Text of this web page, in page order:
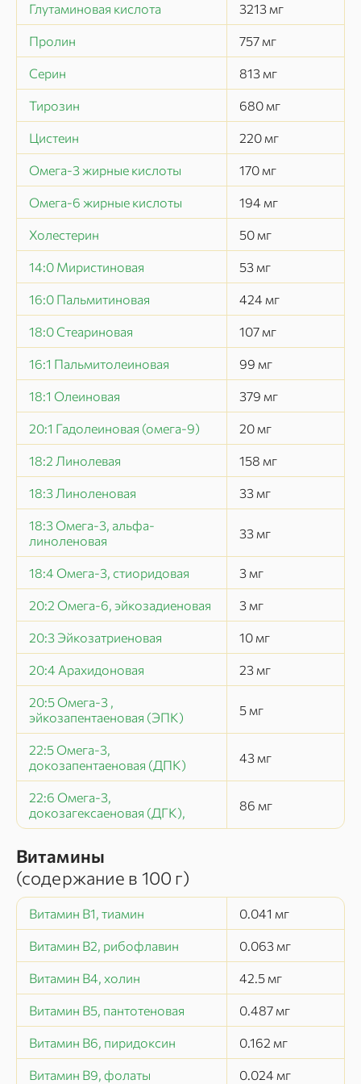
Глутаминовая кислота 3213 мг
Пролин 757 мг
Серин 813 мг
Тирозин 680 мг
Цистеин 220 мг
Омега-3 жирные кислоты 170 мг
Омега-6 жирные кислоты 194 мг
Холестерин 50 мг
14:0 Миристиновая 53 мг
16:0 Пальмитиновая 424 мг
18:0 Стеариновая 107 мг
16:1 Пальмитолеиновая 99 мг
18:1 Олеиновая 379 мг
20:1 Гадолеиновая (омега-9) 20 мг
18:2 Линолевая 158 мг
18:3 Линоленовая 33 мг
18:3 Омега-3, альфа-
линоленовая
33 мг
18:4 Омега-3, стиоридовая 3 мг
20:2 Омега-6, эйкозадиеновая 3 мг
20:3 Эйкозатриеновая 10 мг
20:4 Арахидоновая 23 мг
20:5 Омега-3 ,
эйкозапентаеновая (ЭПК)
5 мг
22:5 Омега-3,
докозапентаеновая (ДПК)
43 мг
22:6 Омега-3,
докозагексаеновая (ДГК),
86 мг
Витамины
(содержание в 100 г)
Витамин В1, тиамин 0.041 мг
Витамин В2, рибофлавин 0.063 мг
Витамин В4, холин 42.5 мг
Витамин В5, пантотеновая 0.487 мг
Витамин В6, пиридоксин 0.162 мг
Витамин В9, фолаты 0.024 мг